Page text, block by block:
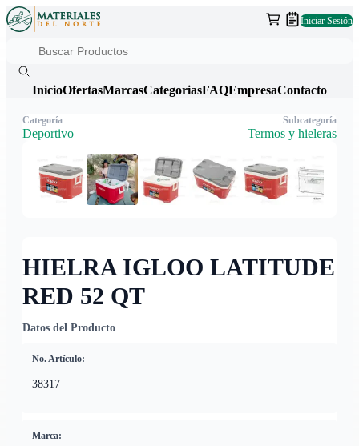
Iniciar Sesión
InicioOfertasMarcasCategoriasFAQEmpresaContacto
HIELRA IGLOO LATITUDE
RED 52 QT
Datos del Producto
No. Artículo:
38317
Marca:
Categoría
Deportivo
Subcategoría
Termos y hieleras